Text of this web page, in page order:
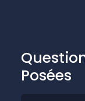
Posées